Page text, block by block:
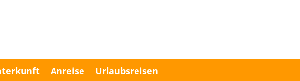
Anreise Urlaubsreisen